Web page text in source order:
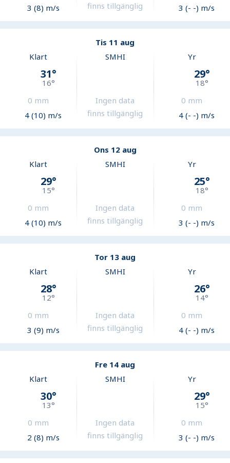
3 (8) m/s
finns tillgänglig
3 (- -) m/s
Tis 11 aug
Klart
31°
16°
0 mm
4 (10) m/s
SMHI
Ingen data
finns tillgänglig
Yr
29°
18°
0 mm
4 (- -) m/s
Ons 12 aug
Klart
29°
15°
0 mm
4 (10) m/s
SMHI
Ingen data
finns tillgänglig
Yr
25°
18°
0 mm
3 (- -) m/s
Tor 13 aug
Klart
28°
12°
0 mm
3 (9) m/s
SMHI
Ingen data
finns tillgänglig
Yr
26°
14°
0 mm
4 (- -) m/s
Fre 14 aug
Klart
30°
13°
0 mm
2 (8) m/s
SMHI
Ingen data
finns tillgänglig
Yr
29°
15°
0 mm
3 (- -) m/s